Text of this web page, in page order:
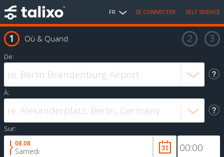
FR SE CONNECTER SELF SERVICE
Où & Quand
De:
À:
Sur:
08.08
Samedi